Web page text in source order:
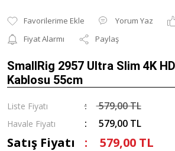
Yorum Yaz
Fiyat Alarmı
Paylaş
SmallRig 2957 Ultra Slim 4K
Kablosu 55cm
Liste Fiyatı 579,00 TL
Havale Fiyatı 579,00 TL
Satış Fiyatı 579,00 TL